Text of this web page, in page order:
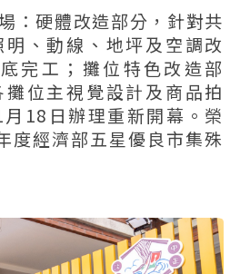
：硬體改造部分，針對共
、動線、地坪及空調改
完工；攤位特色改造部
位主視覺設計及商品拍
18日辦理重新開幕。榮
度經濟部五星優良市集殊